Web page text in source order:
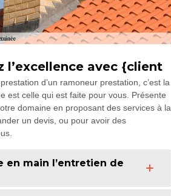
l’excellence avec {client
d’un ramoneur prestation, c’est la
est celle qui est faite pour vous. Présente
domaine en proposant des services à la
un devis, ou pour avoir des
en main l’entretien de